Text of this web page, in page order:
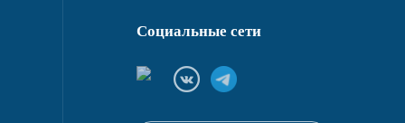
Социальные сети